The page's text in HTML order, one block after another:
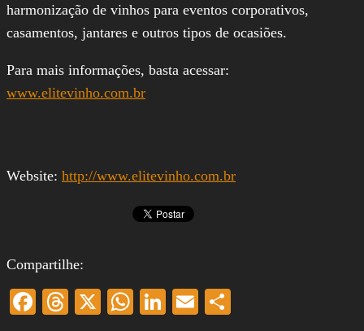
harmonização de vinhos para eventos corporativos,
casamentos, jantares e outros tipos de ocasiões.
Para mais informações, basta acessar:
www.elitevinho.com.br
Website: http://www.elitevinho.com.br
Compartilhe:
Fa
T
X
W
Li
E